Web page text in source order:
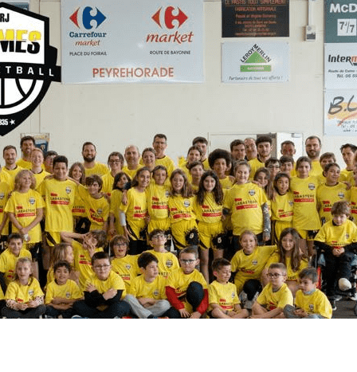
Exporter les lignes sélectionnées
Exporter toutes les colonnes
Exporter uniquement les colonnes affichées
Menu
<
>
Résultats du Week-End
Programme du Week-End
Évènements
Documents Utiles
Galeries photo
?>
Images de la page d'accueil
Cliquez pour éditer